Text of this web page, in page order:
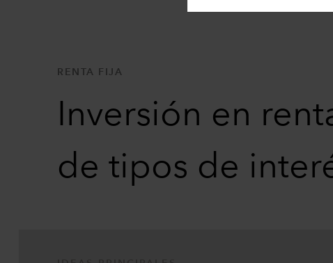
RENTA FIJA
Inversión en
de tipos de